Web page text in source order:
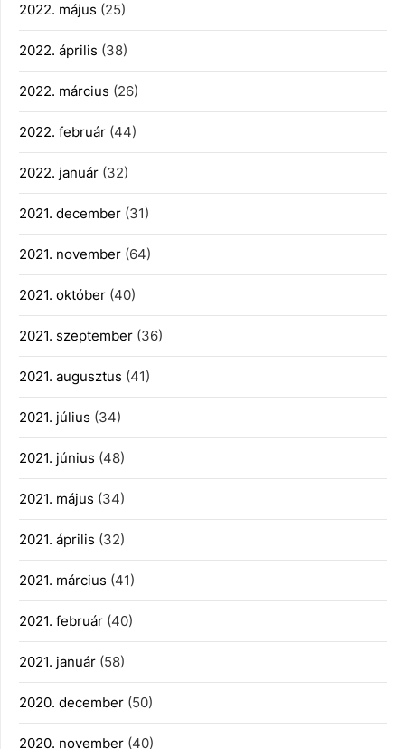
2022. május (25)
2022. április (38)
2022. március (26)
2022. február (44)
2022. január (32)
2021. december (31)
2021. november (64)
2021. október (40)
2021. szeptember (36)
2021. augusztus (41)
2021. július (34)
2021. június (48)
2021. május (34)
2021. április (32)
2021. március (41)
2021. február (40)
2021. január (58)
2020. december (50)
2020. november (40)